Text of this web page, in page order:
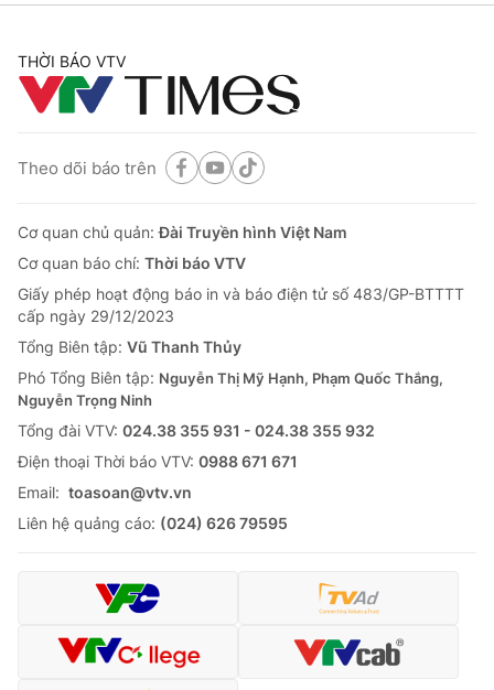
THỜI BÁO VTV
Theo dõi báo trên
Cơ quan chủ quản:Đài Truyền hình Việt Nam
Cơ quan báo chí: Thời báo VTV
Giấy phép hoạt động báo in và báo điện tử số 483/GP-BTTTT
cấp ngày 29/12/2023
Tổng Biên tập: Vũ Thanh Thủy
Phó Tổng Biên tập: Nguyễn Thị Mỹ Hạnh, Phạm Quốc Thắng,
Nguyễn Trọng Ninh
Tổng đài VTV: 024.38 355 931 - 024.38 355 932
Ðiện thoại Thời báo VTV: 0988 671 671
Email: toasoan@vtv.vn
Liên hệ quảng cáo: (024) 626 79595